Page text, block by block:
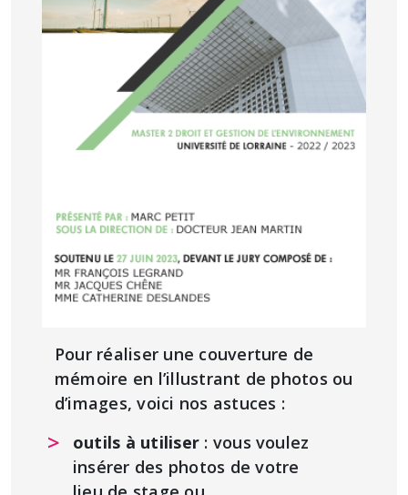
Pour réaliser une couverture de
mémoire en l’illustrant de photos ou
d’images, voici nos astuces :
outils à utiliser : vous voulez
insérer des photos de votre